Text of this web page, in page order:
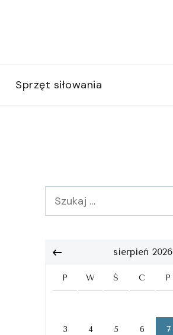
Sprzęt siłowania
Szukaj:
sierpień 2026
P W Ś C P
3 4 5 6 7